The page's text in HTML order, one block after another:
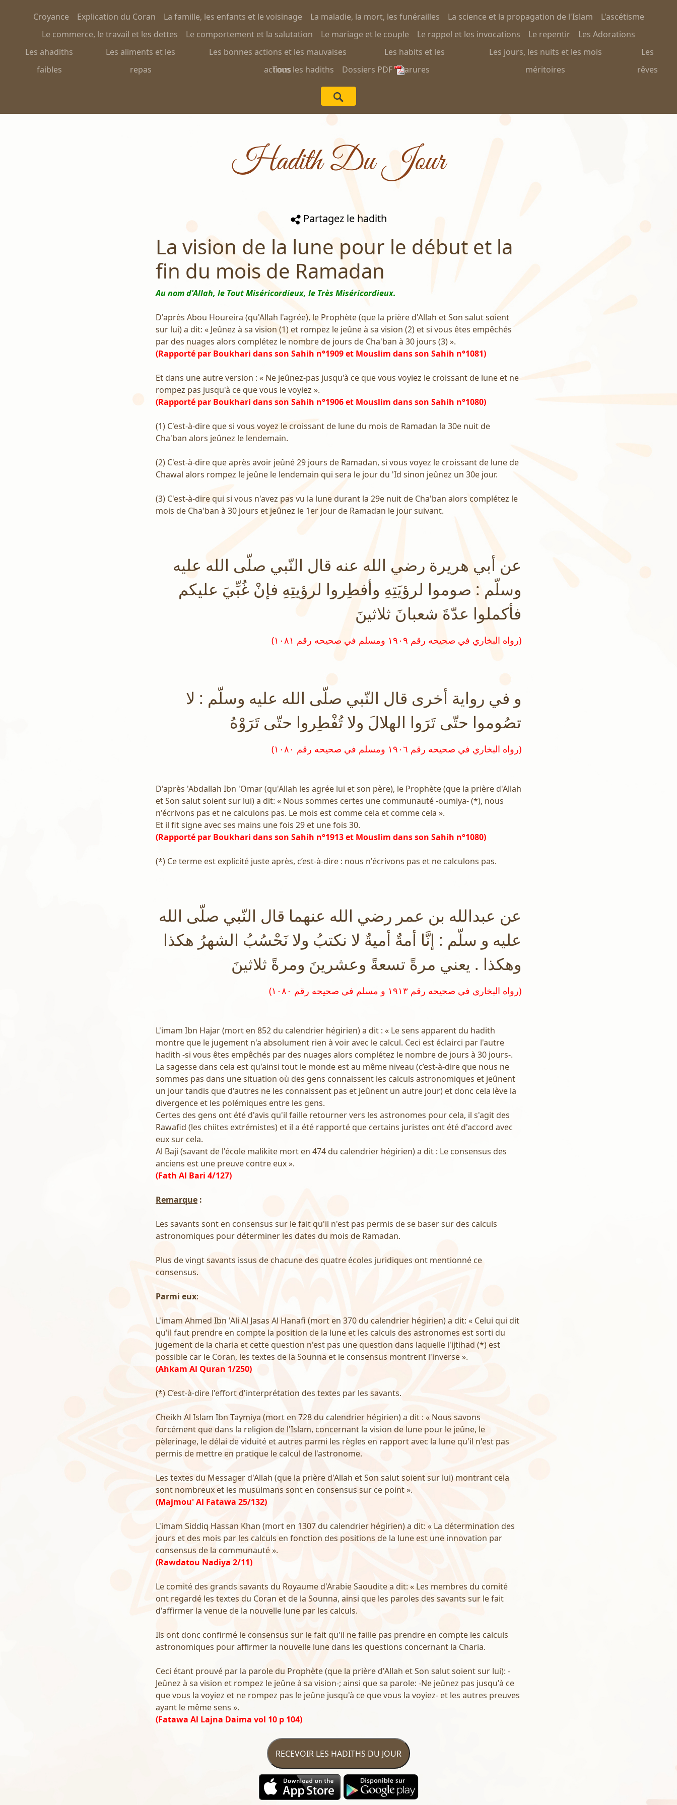
Croyance Explication du Coran La famille, les enfants et le voisinage La maladie, la mort, les funérailles La science et la propagation de l'Islam
L'ascétisme
Le commerce, le travail et les dettes
Le comportement et la salutation Le mariage et le couple Le rappel et les invocations Le repentir
Les Adorations
Les ahadiths
faibles
Les aliments et les
repas
Les bonnes actions et les mauvaises
actions
Les habits et les
parures
Les jours, les nuits et les mois
méritoires
Les
rêves
Tous les hadiths Dossiers PDF
Hadith Du Jour
Partagez le hadith
La vision de la lune pour le début et la
fin du mois de Ramadan
Au nom d'Allah, le Tout Miséricordieux, le Très Miséricordieux.
D'après Abou Houreira (qu'Allah l'agrée), le Prophète (que la prière d'Allah et Son salut soient
sur lui) a dit: « Jeûnez à sa vision (1) et rompez le jeûne à sa vision (2) et si vous êtes empêchés
par des nuages alors complétez le nombre de jours de Cha'ban à 30 jours (3) ».
(Rapporté par Boukhari dans son Sahih n°1909 et Mouslim dans son Sahih n°1081)
Et dans une autre version : « Ne jeûnez-pas jusqu'à ce que vous voyiez le croissant de lune et ne
rompez pas jusqu'à ce que vous le voyiez ».
(Rapporté par Boukhari dans son Sahih n°1906 et Mouslim dans son Sahih n°1080)
(1) C'est-à-dire que si vous voyez le croissant de lune du mois de Ramadan la 30e nuit de
Cha'ban alors jeûnez le lendemain.
(2) C'est-à-dire que après avoir jeûné 29 jours de Ramadan, si vous voyez le croissant de lune de
Chawal alors rompez le jeûne le lendemain qui sera le jour du 'Id sinon jeûnez un 30e jour.
(3) C'est-à-dire qui si vous n'avez pas vu la lune durant la 29e nuit de Cha'ban alors complétez le
mois de Cha'ban à 30 jours et jeûnez le 1er jour de Ramadan le jour suivant.
عن أبي هريرة رضي الله عنه قال النّبي صلّى الله عليه
وسلّم : صوموا لرؤيَتِهِ وأفطِروا لرؤيتِهِ فإنْ غُبِّيَ عليكم
فأكملوا عدّةَ شعبانَ ثلاثينَ
(رواه البخاري في صحيحه رقم ١٩٠٩ ومسلم في صحيحه رقم ١٠٨١)
و في رواية أخرى قال النّبي صلّى الله عليه وسلّم : لا
تصُوموا حتّى تَرَوا الهلالَ ولا تُفْطِروا حتّى تَرَوْهُ
(رواه البخاري في صحيحه رقم ١٩٠٦ ومسلم في صحيحه رقم ١٠٨٠)
D'après 'Abdallah Ibn 'Omar (qu'Allah les agrée lui et son père), le Prophète (que la prière d'Allah
et Son salut soient sur lui) a dit: « Nous sommes certes une communauté -oumiya- (*), nous
n'écrivons pas et ne calculons pas. Le mois est comme cela et comme cela ».
Et il fit signe avec ses mains une fois 29 et une fois 30.
(Rapporté par Boukhari dans son Sahih n°1913 et Mouslim dans son Sahih n°1080)
(*) Ce terme est explicité juste après, c’est-à-dire : nous n'écrivons pas et ne calculons pas.
عن عبدالله بن عمر رضي الله عنهما قال النّبي صلّى الله
عليه و سلّم : إنَّا أمةٌ أميةٌ لا نكتبُ ولا نَحْسُبُ الشهرُ هكذا
وهكذا . يعني مرةً تسعةً وعشرينَ ومرةً ثلاثينَ
(رواه البخاري في صحيحه رقم ١٩١٣ و مسلم في صحيحه رقم ١٠٨٠)
L'imam Ibn Hajar (mort en 852 du calendrier hégirien) a dit : « Le sens apparent du hadith
montre que le jugement n'a absolument rien à voir avec le calcul. Ceci est éclairci par l'autre
hadith -si vous êtes empêchés par des nuages alors complétez le nombre de jours à 30 jours-.
La sagesse dans cela est qu'ainsi tout le monde est au même niveau (c’est-à-dire que nous ne
sommes pas dans une situation où des gens connaissent les calculs astronomiques et jeûnent
un jour tandis que d'autres ne les connaissent pas et jeûnent un autre jour) et donc cela lève la
divergence et les polémiques entre les gens.
Certes des gens ont été d'avis qu'il faille retourner vers les astronomes pour cela, il s'agit des
Rawafid (les chiites extrémistes) et il a été rapporté que certains juristes ont été d'accord avec
eux sur cela.
Al Baji (savant de l'école malikite mort en 474 du calendrier hégirien) a dit : Le consensus des
anciens est une preuve contre eux ».
(Fath Al Bari 4/127)
Remarque :
Les savants sont en consensus sur le fait qu'il n'est pas permis de se baser sur des calculs
astronomiques pour déterminer les dates du mois de Ramadan.
Plus de vingt savants issus de chacune des quatre écoles juridiques ont mentionné ce
consensus.
Parmi eux:
L'imam Ahmed Ibn 'Ali Al Jasas Al Hanafi (mort en 370 du calendrier hégirien) a dit: « Celui qui dit
qu'il faut prendre en compte la position de la lune et les calculs des astronomes est sorti du
jugement de la charia et cette question n'est pas une question dans laquelle l'ijtihad (*) est
possible car le Coran, les textes de la Sounna et le consensus montrent l'inverse ».
(Ahkam Al Quran 1/250)
(*) C’est-à-dire l'effort d'interprétation des textes par les savants.
Cheikh Al Islam Ibn Taymiya (mort en 728 du calendrier hégirien) a dit : « Nous savons
forcément que dans la religion de l'Islam, concernant la vision de lune pour le jeûne, le
pèlerinage, le délai de viduité et autres parmi les règles en rapport avec la lune qu'il n'est pas
permis de mettre en pratique le calcul de l'astronome.
Les textes du Messager d'Allah (que la prière d'Allah et Son salut soient sur lui) montrant cela
sont nombreux et les musulmans sont en consensus sur ce point ».
(Majmou' Al Fatawa 25/132)
L'imam Siddiq Hassan Khan (mort en 1307 du calendrier hégirien) a dit: « La détermination des
jours et des mois par les calculs en fonction des positions de la lune est une innovation par
consensus de la communauté ».
(Rawdatou Nadiya 2/11)
Le comité des grands savants du Royaume d'Arabie Saoudite a dit: « Les membres du comité
ont regardé les textes du Coran et de la Sounna, ainsi que les paroles des savants sur le fait
d'affirmer la venue de la nouvelle lune par les calculs.
Ils ont donc confirmé le consensus sur le fait qu'il ne faille pas prendre en compte les calculs
astronomiques pour affirmer la nouvelle lune dans les questions concernant la Charia.
Ceci étant prouvé par la parole du Prophète (que la prière d'Allah et Son salut soient sur lui): -
Jeûnez à sa vision et rompez le jeûne à sa vision-; ainsi que sa parole: -Ne jeûnez pas jusqu'à ce
que vous la voyiez et ne rompez pas le jeûne jusqu'à ce que vous la voyiez- et les autres preuves
ayant le même sens ».
(Fatawa Al Lajna Daima vol 10 p 104)
RECEVOIR LES HADITHS DU JOUR